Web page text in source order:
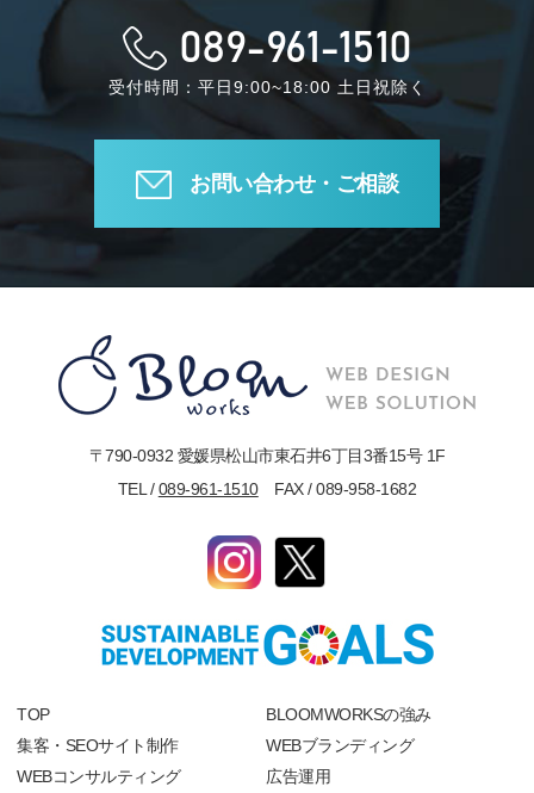
089-961-1510
受付時間：平日9:00~18:00 土日祝除く
お問い合わせ・ご相談
〒790-0932 愛媛県松山市東石井6丁目3番15号 1F
TEL /089-961-1510FAX / 089-958-1682
TOP
BLOOMWORKSの強み
集客・SEOサイト制作
WEBブランディング
WEBコンサルティング
広告運用